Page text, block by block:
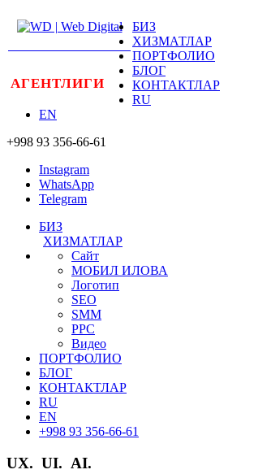
WEB DIGITAL
WEB DIGITAL
АГЕНТЛИГИ
БИЗ
ХИЗМАТЛАР
ПОРТФОЛИО
БЛОГ
КОНТАКТЛАР
RU
EN
+998 93 356-66-61
Instagram
WhatsApp
Telegram
БИЗ
ХИЗМАТЛАР
Cайт
МОБИЛ ИЛОВА
Логотип
SEO
SMM
PPC
Видео
ПОРТФОЛИО
БЛОГ
КОНТАКТЛАР
RU
EN
+998 93 356-66-61
UX. UI. AI.